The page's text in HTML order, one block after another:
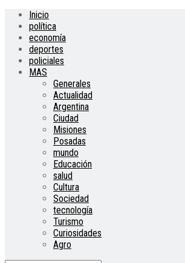
Inicio
política
economía
deportes
policiales
MAS
Generales
Actualidad
Argentina
Ciudad
Misiones
Posadas
mundo
Educación
salud
Cultura
Sociedad
tecnología
Turismo
Curiosidades
Agro